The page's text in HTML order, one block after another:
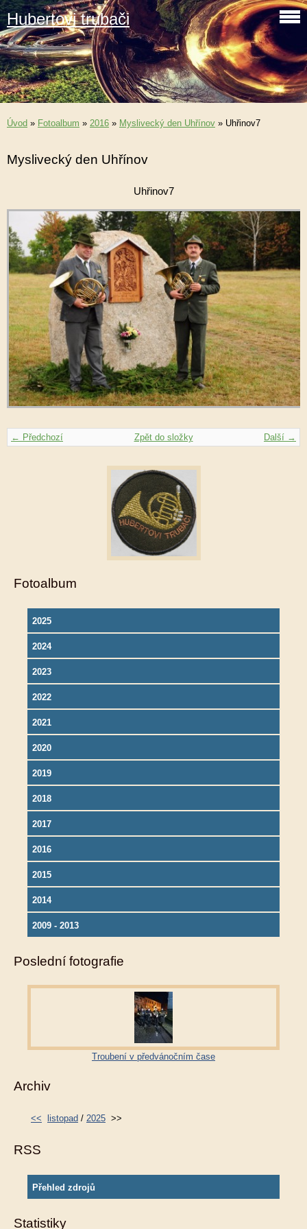
Hubertovi trubači
Úvod » Fotoalbum » 2016 » Myslivecký den Uhřínov » Uhřinov7
Myslivecký den Uhřínov
Uhřinov7
← Předchozí Další →
Zpět do složky
Fotoalbum
2025
2024
2023
2022
2021
2020
2019
2018
2017
2016
2015
2014
2009 - 2013
Poslední fotografie
Troubení v předvánočním čase
Archiv
<< listopad / 2025 >>
RSS
Přehled zdrojů
Statistiky